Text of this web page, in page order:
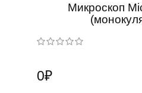
Микроскоп
0₽